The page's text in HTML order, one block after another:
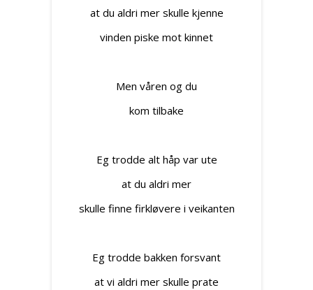
at du aldri mer skulle kjenne
vinden piske mot kinnet
Men våren og du
kom tilbake
Eg trodde alt håp var ute
at du aldri mer
skulle finne firkløvere i veikanten
Eg trodde bakken forsvant
at vi aldri mer skulle prate